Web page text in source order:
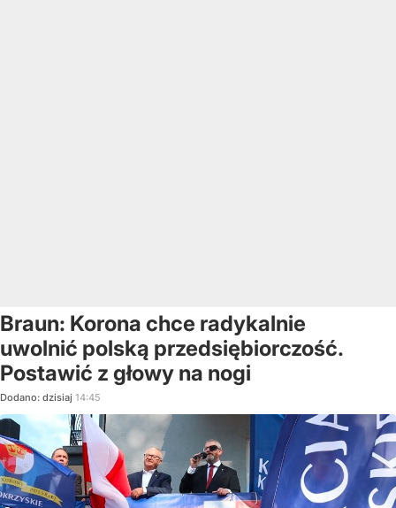
Braun: Korona chce radykalnie
uwolnić polską przedsiębiorczość.
Postawić z głowy na nogi
Dodano: dzisiaj 14:45